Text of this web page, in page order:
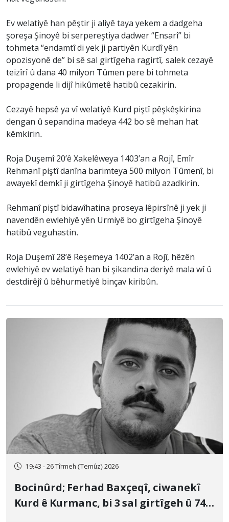
Ev welatiyê han pêştir ji aliyê taya yekem a dadgeha
şoreşa Şinoyê bi serpereştiya dadwer “Ensarî” bi
tohmeta “endamtî di yek ji partiyên Kurdî yên
opozisyonê de” bi sê sal girtîgeha ragirtî, salek cezayê
teizîrî û dana 40 milyon Tûmen pere bi tohmeta
propagende li dijî hikûmetê hatibû cezakirin.
Cezayê hepsê ya vî welatiyê Kurd piştî pêşkêşkirina
dengan û sepandina madeya 442 bo sê mehan hat
kêmkirin.
Roja Duşemî 20’ê Xakelêweya 1403’an a Rojî, Emîr
Rehmanî piştî danîna barimteya 500 milyon Tûmenî, bi
awayekî demkî ji girtîgeha Şinoyê hatibû azadkirin.
Rehmanî piştî bidawîhatina proseya lêpirsînê ji yek ji
navendên ewlehiyê yên Urmiyê bo girtîgeha Şinoyê
hatibû veguhastin.
Roja Duşemî 28’ê Reşemeya 1402’an a Rojî, hêzên
ewlehiyê ev welatiyê han bi şikandina deriyê mala wî û
destdirêjî û bêhurmetiyê binçav kiribûn.
19:43 - 26 Tîrmeh (Temûz) 2026
Bocinûrd; Ferhad Baxçeqî, ciwanekî
Kurd ê Kurmanc, bi 3 sal girtîgeh û 74